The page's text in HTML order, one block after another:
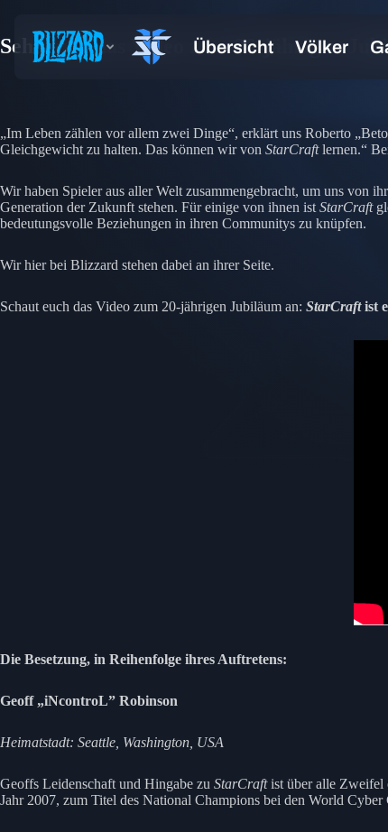
Seht euch das Video zum 20-jährigen
„Im Leben zählen vor allem zwei Dinge“, erklärt uns Roberto
Gleichgewicht zu halten. Das können wir von StarCraftlernen.“
Wir haben Spieler aus aller Welt zusammengebracht, um uns von
Generation der Zukunft stehen. Für einige von ihnen ist StarCraft
bedeutungsvolle Beziehungen in ihren Communitys zu knüpfen.
Wir hier bei Blizzard stehen dabei an ihrer Seite.
Schaut euch das Video zum 20-jährigen Jubiläum an: StarCraftist
Die Besetzung, in Reihenfolge ihres Auftretens:
Geoff „iNcontroL” Robinson
Heimatstadt: Seattle, Washington, USA
Geoffs Leidenschaft und Hingabe zu StarCraftist über alle Zweifel
Jahr 2007, zum Titel des National Champions bei den World